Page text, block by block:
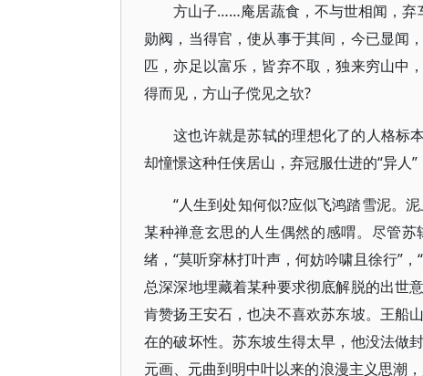
方山子……庵居蔬食，不与世相闻，
勋阀，当得官，使从事于其间，今已显闻
匹，亦足以富乐，皆弃不取，独来穷山中
得而见，方山子傥见之欤?
这也许就是苏轼的理想化了的人格标
却憧憬这种任侠居山，弃冠服仕进的“异人
“人生到处知何似?应似飞鸿踏雪泥。
某种禅意玄思的人生偶然的感喟。尽管
绪，“莫听穿林打叶声，何妨吟啸且徐行”
总深深地埋藏着某种要求彻底解脱的出世
肯赞扬王安石，也决不喜欢苏东坡。王船
在的破坏性。苏东坡生得太早，他没法做
元画、元曲到明中叶以来的浪漫主义思潮